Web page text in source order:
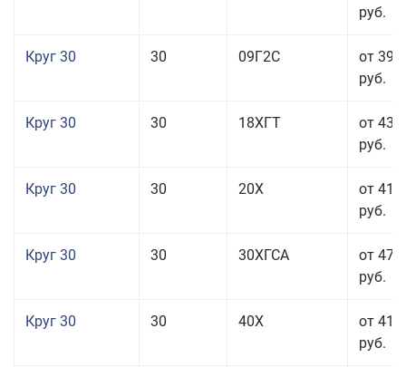
руб.
Круг 30 30 09Г2С
от 39
руб.
Круг 30 30 18ХГТ
от 43
руб.
Круг 30 30 20Х
от 41
руб.
Круг 30 30 30ХГСА
от 47
руб.
Круг 30 30 40Х
от 41
руб.